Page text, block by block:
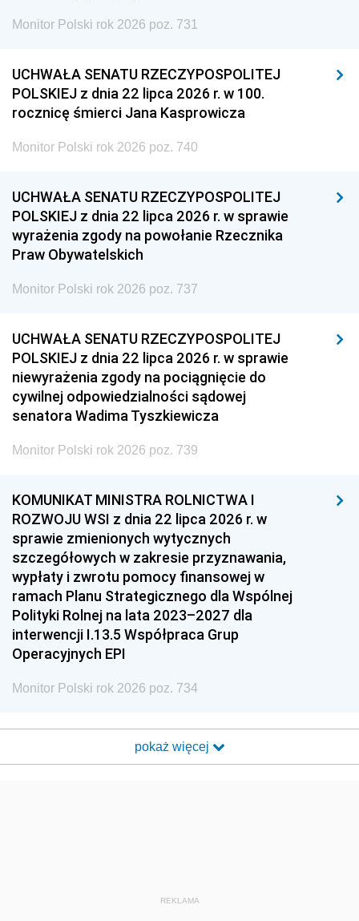
Monitor Polski rok 2026 poz. 731
UCHWAŁA SENATU RZECZYPOSPOLITEJ
POLSKIEJ z dnia 22 lipca 2026 r. w 100.
rocznicę śmierci Jana Kasprowicza
Monitor Polski rok 2026 poz. 740
UCHWAŁA SENATU RZECZYPOSPOLITEJ
POLSKIEJ z dnia 22 lipca 2026 r. w sprawie
wyrażenia zgody na powołanie Rzecznika
Praw Obywatelskich
Monitor Polski rok 2026 poz. 737
UCHWAŁA SENATU RZECZYPOSPOLITEJ
POLSKIEJ z dnia 22 lipca 2026 r. w sprawie
niewyrażenia zgody na pociągnięcie do
cywilnej odpowiedzialności sądowej
senatora Wadima Tyszkiewicza
Monitor Polski rok 2026 poz. 739
KOMUNIKAT MINISTRA ROLNICTWA I
ROZWOJU WSI z dnia 22 lipca 2026 r. w
sprawie zmienionych wytycznych
szczegółowych w zakresie przyznawania,
wypłaty i zwrotu pomocy finansowej w
ramach Planu Strategicznego dla Wspólnej
Polityki Rolnej na lata 2023–2027 dla
interwencji I.13.5 Współpraca Grup
Operacyjnych EPI
Monitor Polski rok 2026 poz. 734
pokaż więcej
REKLAMA